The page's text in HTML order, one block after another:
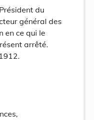
du
général des
en ce qui le
arrêté.